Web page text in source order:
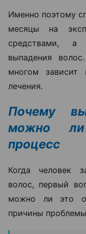
Именно поэтому
месяцы на
средствами, а
выпадения
многом зависит
лечения.
Почему
можно ли
процесс
Когда человек
волос, первый
можно ли это
причины